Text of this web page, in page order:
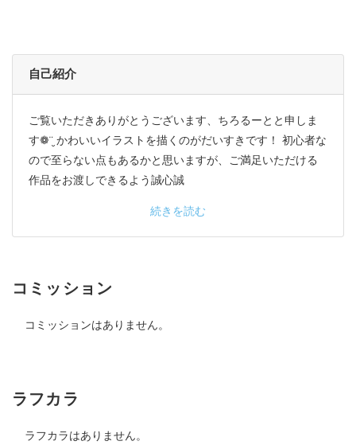
自己紹介
ご覧いただきありがとうございます、ちろるーとと申しま
す❁¨̮ かわいいイラストを描くのがだいすきです！ 初心者な
ので至らない点もあるかと思いますが、ご満足いただける
作品をお渡しできるよう誠心誠
続きを読む
コミッション
コミッションはありません。
ラフカラ
ラフカラはありません。